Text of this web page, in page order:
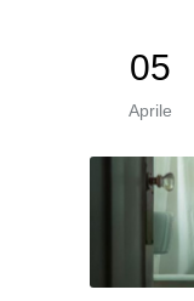
05
Aprile